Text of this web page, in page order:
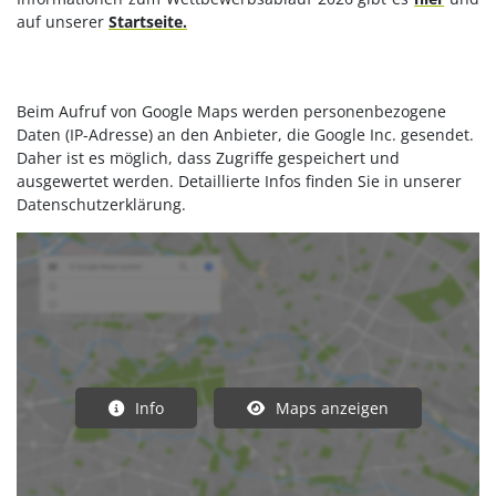
auf unserer Startseite.
Beim Aufruf von Google Maps werden personenbezogene
Daten (IP-Adresse) an den Anbieter, die Google Inc. gesendet.
Daher ist es möglich, dass Zugriffe gespeichert und
ausgewertet werden. Detaillierte Infos finden Sie in unserer
Datenschutzerklärung.
Info Maps anzeigen
Fragen & Antworten
Werde aktiv
Tipps & Infos
Mehr